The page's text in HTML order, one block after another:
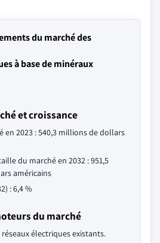
du marché des
à base de minéraux
et croissance
en 2023 : 540,3 millions de dollars
du marché en 2032 : 951,5
américains
: 6,4 %
du marché
électriques existants.